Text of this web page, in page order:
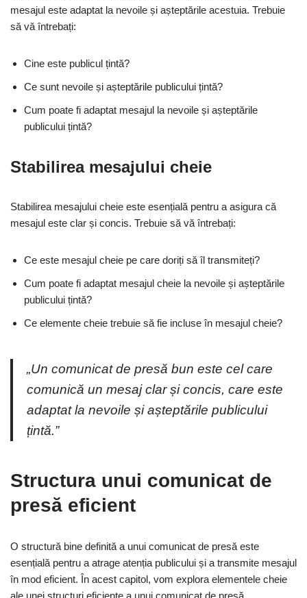
mesajul este adaptat la nevoile și așteptările acestuia. Trebuie
să vă întrebați:
Cine este publicul țintă?
Ce sunt nevoile și așteptările publicului țintă?
Cum poate fi adaptat mesajul la nevoile și așteptările
publicului țintă?
Stabilirea mesajului cheie
Stabilirea mesajului cheie este esențială pentru a asigura că
mesajul este clar și concis. Trebuie să vă întrebați:
Ce este mesajul cheie pe care doriți să îl transmiteți?
Cum poate fi adaptat mesajul cheie la nevoile și așteptările
publicului țintă?
Ce elemente cheie trebuie să fie incluse în mesajul cheie?
„Un comunicat de presă bun este cel care
comunică un mesaj clar și concis, care este
adaptat la nevoile și așteptările publicului
țintă.”
Structura unui comunicat de
presă eficient
O structură bine definită a unui comunicat de presă este
esențială pentru a atrage atenția publicului și a transmite mesajul
în mod eficient. În acest capitol, vom explora elementele cheie
ale unei structuri eficiente a unui comunicat de presă.